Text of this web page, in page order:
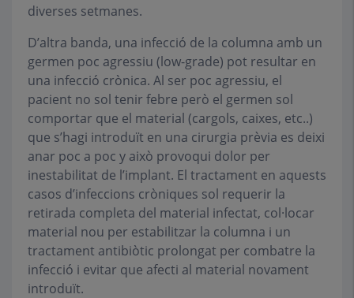
diverses setmanes.
D’altra banda, una infecció de la columna amb un
germen poc agressiu (low-grade) pot resultar en
una infecció crònica. Al ser poc agressiu, el
pacient no sol tenir febre però el germen sol
comportar que el material (cargols, caixes, etc..)
que s’hagi introduït en una cirurgia prèvia es deixi
anar poc a poc y això provoqui dolor per
inestabilitat de l’implant. El tractament en aquests
casos d’infeccions cròniques sol requerir la
retirada completa del material infectat, col·locar
material nou per estabilitzar la columna i un
tractament antibiòtic prolongat per combatre la
infecció i evitar que afecti al material novament
introduït.